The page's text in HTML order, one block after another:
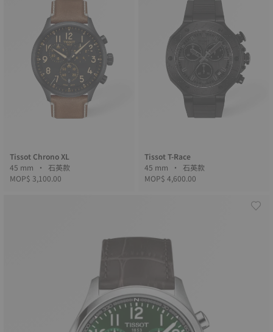
Tissot Chrono XL
45 mm • 石英款
MOP$ 3,100.00
Tissot T-Race
45 mm • 石英款
MOP$ 4,600.00